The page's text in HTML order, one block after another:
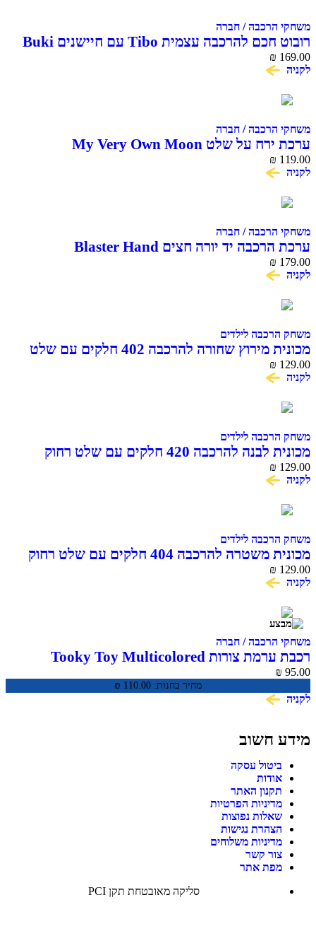
משחקי הרכבה / חברה
רובוט חכם להרכבה עצמית Tibo עם חיישנים Buki
France
₪ 169.00
לקניה
משחקי הרכבה / חברה
ערכת ירח על שלט My Very Own Moon
₪ 119.00
לקניה
משחקי הרכבה / חברה
ערכת הרכבה יד יורה חצים Blaster Hand
₪ 179.00
לקניה
משחק הרכבה לילדים
מכונית מירוץ שחורה להרכבה 402 חלקים עם שלט
COME ALIVE
₪ 129.00
לקניה
משחק הרכבה לילדים
מכונית לבנה להרכבה 420 חלקים עם שלט רחוק
COME ALIVE
₪ 129.00
לקניה
משחק הרכבה לילדים
מכונית משטרה להרכבה 404 חלקים עם שלט רחוק
COME ALIVE BLOCK RC CAR
₪ 129.00
לקניה
משחקי הרכבה / חברה
רכבת ערמת צורות Tooky Toy Multicolored
Stacking Train TKB383
מחיר בחנות: ₪ 110.00
₪ 95.00
לקניה
מידע חשוב
ביטול עסקה
אודות
תקנון האתר
מדיניות הפרטיות
שאלות נפוצות
הצהרת נגישות
מדיניות משלוחים
צור קשר
מפת אתר
סליקה מאובטחת תקן PCI